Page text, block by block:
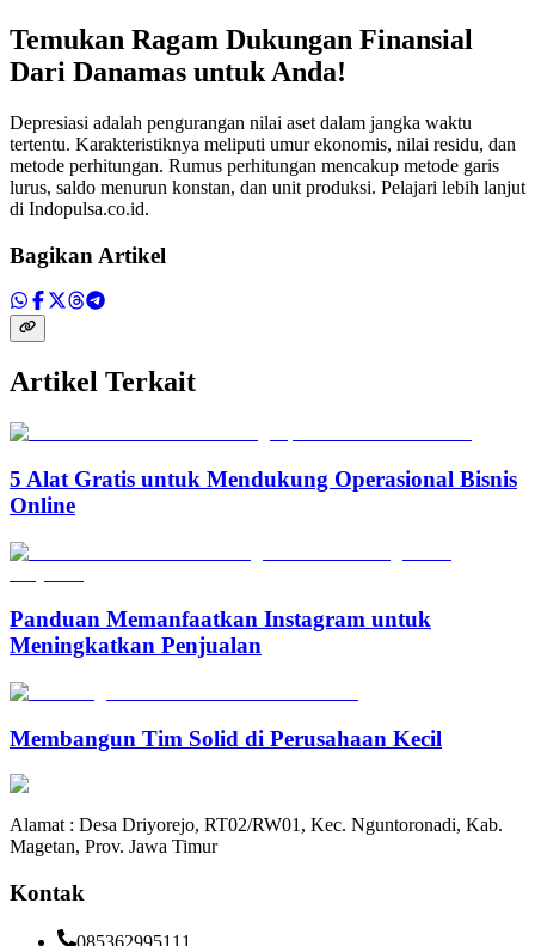
Temukan Ragam Dukungan Finansial
Dari Danamas untuk Anda!
Depresiasi adalah pengurangan nilai aset dalam jangka waktu
tertentu. Karakteristiknya meliputi umur ekonomis, nilai residu, dan
metode perhitungan. Rumus perhitungan mencakup metode garis
lurus, saldo menurun konstan, dan unit produksi. Pelajari lebih lanjut
di Indopulsa.co.id.
Bagikan Artikel
Artikel Terkait
5 Alat Gratis untuk Mendukung Operasional Bisnis
Online
Panduan Memanfaatkan Instagram untuk
Meningkatkan Penjualan
Membangun Tim Solid di Perusahaan Kecil
Alamat : Desa Driyorejo, RT02/RW01, Kec. Nguntoronadi, Kab.
Magetan, Prov. Jawa Timur
Kontak
085362995111